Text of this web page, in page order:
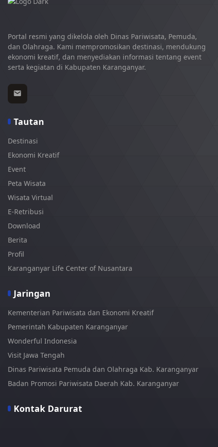
Portal resmi yang dikelola oleh Dinas Pariwisata, Pemuda,
dan Olahraga. Kami mempromosikan destinasi, mendukung
ekonomi kreatif, dan menyediakan informasi tentang event
serta kegiatan di Kabupaten Karanganyar.
Tautan
Destinasi
Ekonomi Kreatif
Event
Peta Wisata
Wisata Virtual
E-Retribusi
Download
Berita
Profil
Karanganyar Life Center of Nusantara
Jaringan
Kementerian Pariwisata dan Ekonomi Kreatif
Pemerintah Kabupaten Karanganyar
Wonderful Indonesia
Visit Jawa Tengah
Dinas Pariwisata Pemuda dan Olahraga Kab. Karanganyar
Badan Promosi Pariwisata Daerah Kab. Karanganyar
Kontak Darurat